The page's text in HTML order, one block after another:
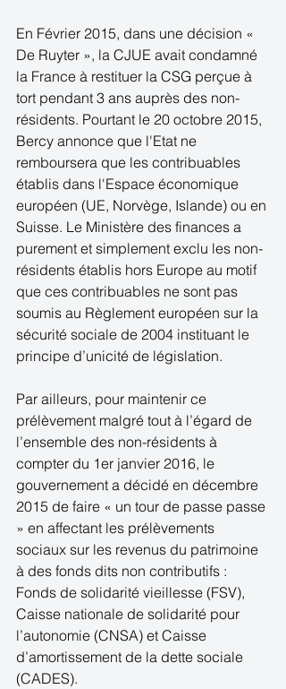
En Février 2015, dans une décision «
De Ruyter », la CJUE avait condamné
la France à restituer la CSG perçue à
tort pendant 3 ans auprès des non-
résidents. Pourtant le 20 octobre 2015,
Bercy annonce que l'Etat ne
remboursera que les contribuables
établis dans l'Espace économique
européen (UE, Norvège, Islande) ou en
Suisse. Le Ministère des finances a
purement et simplement exclu les non-
résidents établis hors Europe au motif
que ces contribuables ne sont pas
soumis au Règlement européen sur la
sécurité sociale de 2004 instituant le
principe d’unicité de législation.
Par ailleurs, pour maintenir ce
prélèvement malgré tout à l’égard de
l’ensemble des non-résidents à
compter du 1er janvier 2016, le
gouvernement a décidé en décembre
2015 de faire « un tour de passe passe
» en affectant les prélèvements
sociaux sur les revenus du patrimoine
à des fonds dits non contributifs :
Fonds de solidarité vieillesse (FSV),
Caisse nationale de solidarité pour
l’autonomie (CNSA) et Caisse
d’amortissement de la dette sociale
(CADES).